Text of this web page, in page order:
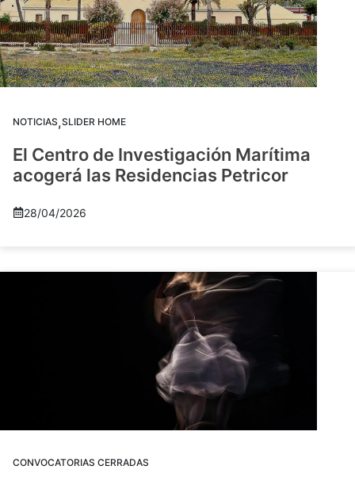
NOTICIAS,SLIDER HOME
El Centro de Investigación Marítima
acogerá las Residencias Petricor
28/04/2026
CONVOCATORIAS CERRADAS